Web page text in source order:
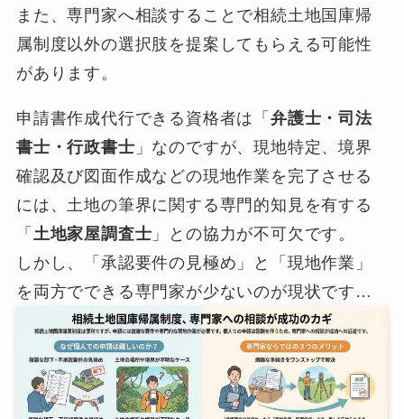
また、専門家へ相談することで相続土地国庫帰
属制度以外の選択肢を提案してもらえる可能性
があります。
申請書作成代行できる資格者は「弁護士・司法
書士・行政書士 」なのですが、現地特定、境界
確認及び図面作成などの現地作業を完了させる
には、土地の筆界に関する専門的知見を有する
「 土地家屋調査士 」との協力が不可欠です。
しかし、「承認要件の見極め」と「現地作業」
を両方でできる専門家が少ないのが現状です…